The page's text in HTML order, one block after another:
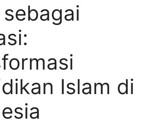
Islam di